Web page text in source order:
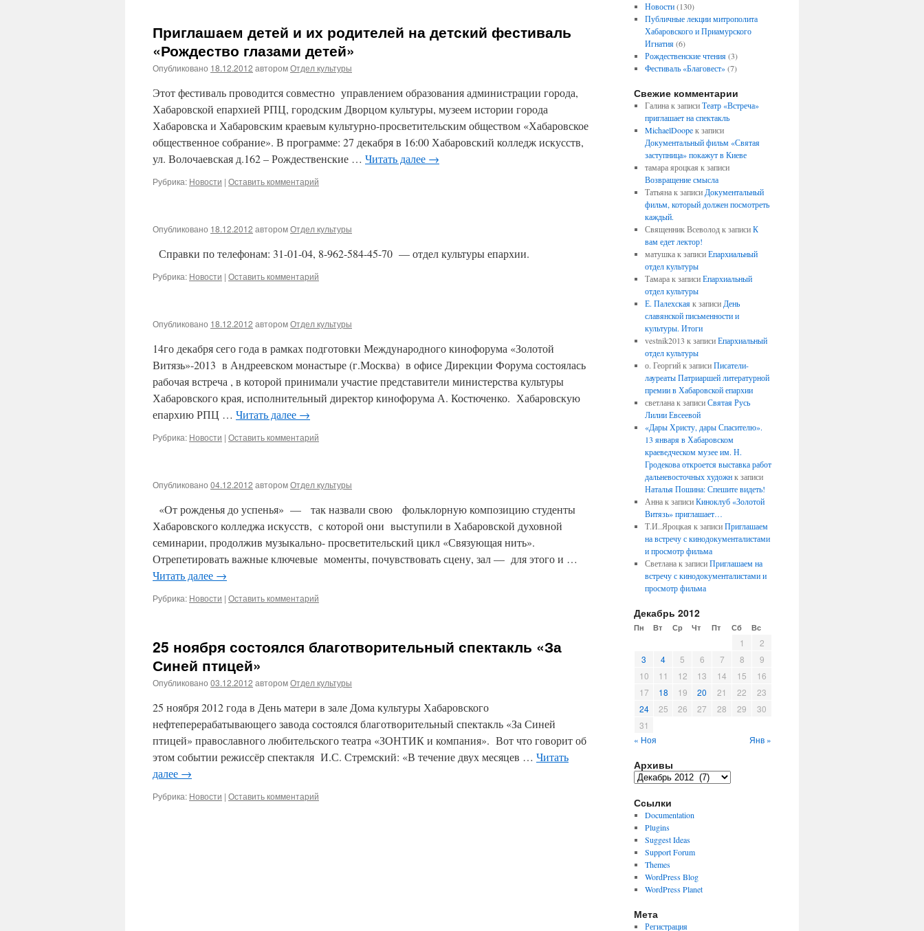
Приглашаем детей и их родителей на детский фестиваль
«Рождество глазами детей»
Опубликовано 18.12.2012 авторомОтдел культуры
Этот фестиваль проводится совместно управлением образования администрации города,
Хабаровской епархией РПЦ, городским Дворцом культуры, музеем истории города
Хабаровска и Хабаровским краевым культурно-просветительским обществом «Хабаровское
общественное собрание». В программе: 27 декабря в 16:00 Хабаровский колледж искусств,
ул. Волочаевская д.162 – Рождественские … Читать далее →
Рубрика: Новости | Оставить комментарий
Опубликовано 18.12.2012 авторомОтдел культуры
Справки по телефонам: 31-01-04, 8-962-584-45-70 — отдел культуры епархии.
Рубрика: Новости | Оставить комментарий
Опубликовано 18.12.2012 авторомОтдел культуры
14го декабря сего года в рамках подготовки Международного кинофорума «Золотой
Витязь»-2013 в Андреевском монастыре (г.Москва) в офисе Дирекции Форума состоялась
рабочая встреча , в которой принимали участие представители министерства культуры
Хабаровского края, исполнительный директор кинофорума А. Костюченко. Хабаровскую
епархию РПЦ … Читать далее →
Рубрика: Новости | Оставить комментарий
Опубликовано 04.12.2012 авторомОтдел культуры
«От рожденья до успенья» — так назвали свою фольклорную композицию студенты
Хабаровского колледжа искусств, с которой они выступили в Хабаровской духовной
семинарии, продолжив музыкально- просветительский цикл «Связующая нить».
Отрепетировать важные ключевые моменты, почувствовать сцену, зал — для этого и …
Читать далее →
Рубрика: Новости | Оставить комментарий
25 ноября состоялся благотворительный спектакль «За
Синей птицей»
Опубликовано 03.12.2012 авторомОтдел культуры
25 ноября 2012 года в День матери в зале Дома культуры Хабаровского
нефтеперерабатывающего завода состоялся благотворительный спектакль «За Синей
птицей» православного любительского театра «ЗОНТИК и компания». Вот что говорит об
этом событии режиссёр спектакля И.С. Стремский: «В течение двух месяцев … Читать
далее →
Рубрика: Новости | Оставить комментарий
Новости(130)
Публичные лекции митрополита
Хабаровского и Приамурского
Игнатия(6)
Рождественские чтения(3)
Фестиваль «Благовест»(7)
Свежие комментарии
Галинак записиТеатр «Встреча»
приглашает на спектакль
MichaelDoopeк записи
Документальный фильм «Святая
заступница» покажут в Киеве
тамара яроцкая к записи
Возвращение смысла
Татьянак записи Документальный
фильм, который должен посмотреть
каждый.
Священник Всеволодк записиК
вам едет лектор!
матушкак записиЕпархиальный
отдел культуры
Тамарак записиЕпархиальный
отдел культуры
Е. Палехскаяк записи День
славянской письменности и
культуры. Итоги
vestnik2013 к записиЕпархиальный
отдел культуры
о. Георгийк записиПисатели-
лауреаты Патриаршей литературной
премии в Хабаровской епархии
светланак записиСвятая Русь
Лилии Евсеевой
«Дары Христу, дары Спасителю».
13 января в Хабаровском
краеведческом музее им. Н.
Гродекова откроется выставка работ
дальневосточных художнк записи
Наталья Пошина: Спешите видеть!
Аннак записиКиноклуб «Золотой
Витязь» приглашает…
Т.И..Яроцкая к записиПриглашаем
на встречу с кинодокументалистами
и просмотр фильма
Светланак записиПриглашаем на
встречу с кинодокументалистами и
просмотр фильма
Декабрь 2012
Пн Вт Ср Чт Пт Сб Вс
1
2
3
4 5 6 7 8
9
10
11 12 13 14 15
16
17
18 19 20 21 22
23
24
25 26 27 28 29
30
31
« Ноя
Янв »
Архивы
Архивы
Ссылки
Documentation
Plugins
Suggest Ideas
Support Forum
Themes
WordPress Blog
WordPress Planet
Мета
Регистрация